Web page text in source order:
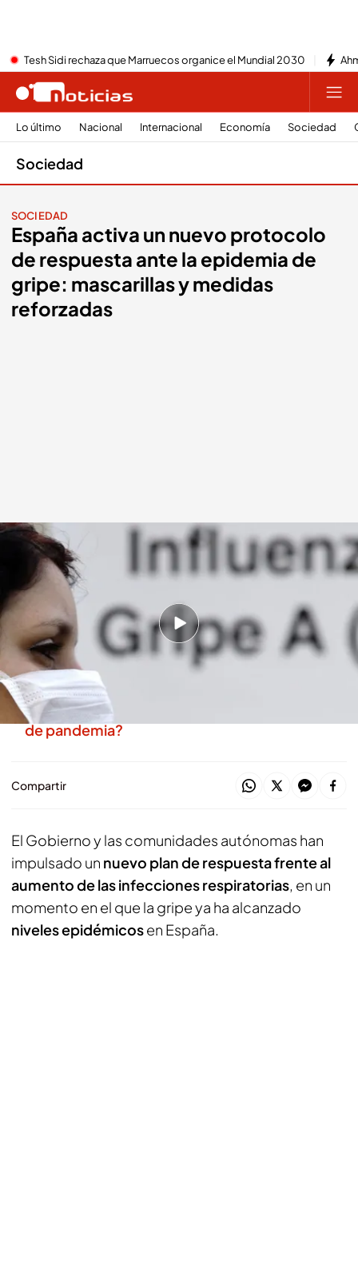
Tesh Sidi rechaza que Marruecos organice el Mundial 2030
Lo último Nacional Internacional Economía Sociedad
Sociedad
SOCIEDAD
España activa un nuevo protocolo
de respuesta ante la epidemia de
gripe: mascarillas y medidas
reforzadas
Vacunas contra la gripe Redacción digital Noticias Cuatro
Lidia Camón
03 DIC 2025 - 16:15h.
Recomienda en estos momentos el uso de
mascarilla en hospitales y el residencias de
mayores
¿Por qué la gripe de este año está ya en niveles
de pandemia?
Compartir
El Gobierno y las comunidades autónomas han
impulsado un nuevo plan de respuesta frente al
aumento de las infecciones respiratorias, en un
momento en el que la gripe ya ha alcanzado
niveles epidémicosen España.